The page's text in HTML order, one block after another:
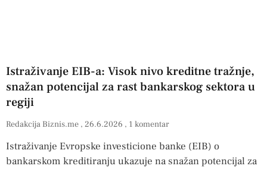
Istraživanje EIB-a: Visok nivo kreditne tražnje,
snažan potencijal za rast bankarskog sektora u
regiji
Redakcija Biznis.me 26.6.2026 1 komentar
Istraživanje Evropske investicione banke (EIB) o
bankarskom kreditiranju ukazuje na snažan potencijal za